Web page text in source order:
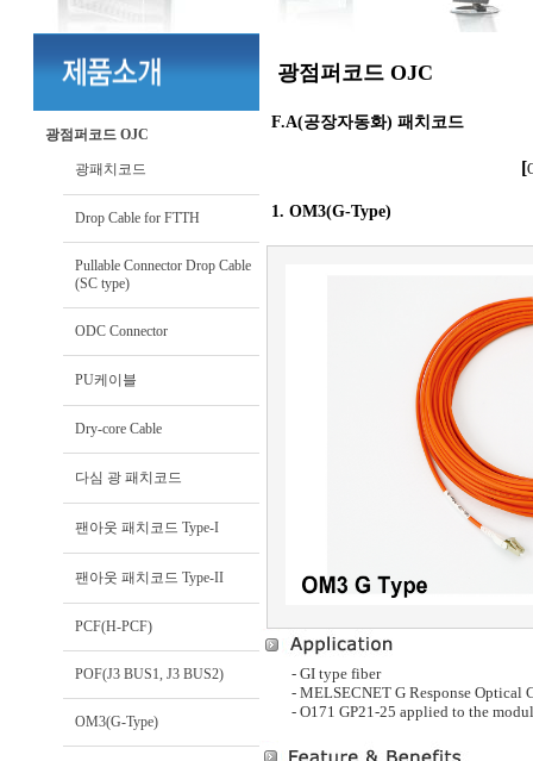
광점퍼코드 OJC
광패치코드
Drop Cable for FTTH
Pullable Connector Drop Cable
(SC type)
ODC Connector
PU케이블
Dry-core Cable
다심 광 패치코드
팬아웃 패치코드 Type-I
팬아웃 패치코드 Type-II
PCF(H-PCF)
POF(J3 BUS1, J3 BUS2)
OM3(G-Type)
광점퍼코드 OJC
F.A(공장자동화) 패치코드
[
1. OM3(G-Type)
- GI type fiber
- MELSECNET G Response Optical
- O171 GP21-25 applied to the